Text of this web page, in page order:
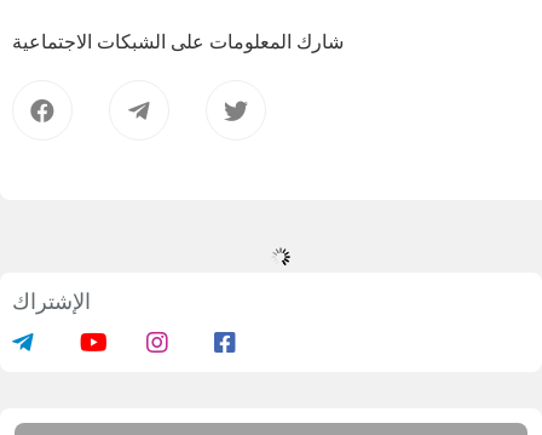
شارك المعلومات على الشبكات الاجتماعية
الإشتراك